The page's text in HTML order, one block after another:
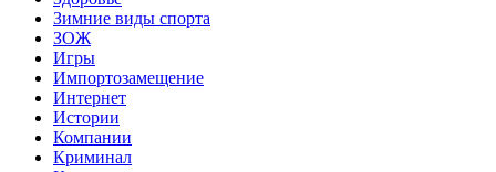
Зимние виды спорта
ЗОЖ
Игры
Импортозамещение
Интернет
Истории
Компании
Криминал